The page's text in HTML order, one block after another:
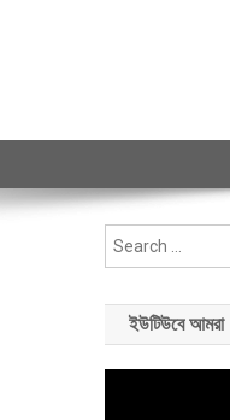
ইউটিউবে আমরা